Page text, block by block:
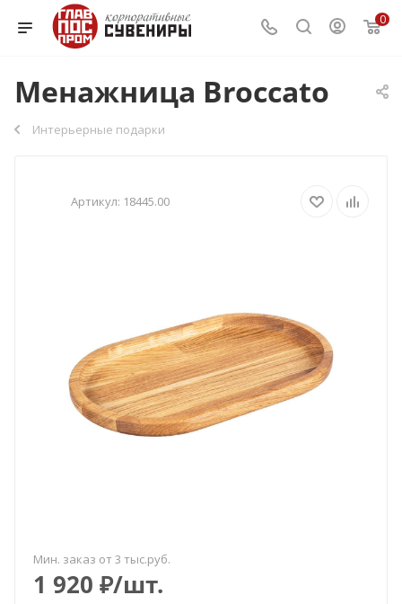
0
Менажница Broccato
Интерьерные подарки
Артикул: 18445.00
Мин. заказ от 3 тыс.руб.
1 920 ₽/шт.